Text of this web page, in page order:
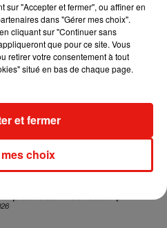
solaire
mondiale
sur "Accepter et fermer", ou affiner en
dans "Gérer mes choix".
cliquant sur "Continuer sans
que pour ce site. Vous
retirer votre consentement à tout
situé en bas de chaque page.
choix
et fermer